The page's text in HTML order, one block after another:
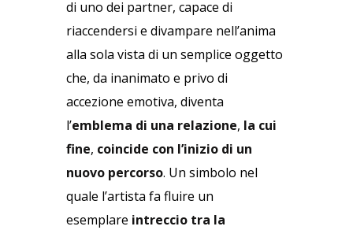
di uno dei partner, capace di
riaccendersi e divampare nell’anima
alla sola vista di un semplice oggetto
che, da inanimato e privo di
accezione emotiva, diventa
l’emblema di una relazione, la cui
fine, coincide con l’inizio di un
nuovo percorso. Un simbolo nel
quale l’artista fa fluire un
esemplare intreccio tra la